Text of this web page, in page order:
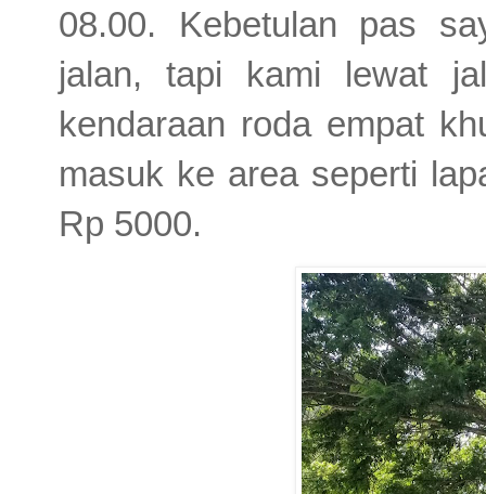
08.00. Kebetulan pas
jalan, tapi kami lewat
kendaraan roda empat
masuk ke area seperti
Rp 5000.